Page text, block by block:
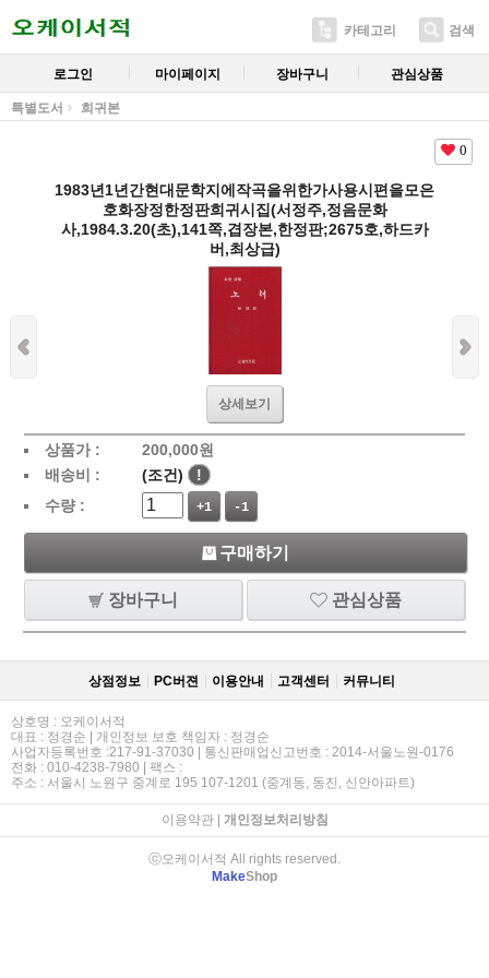
카테고리 검색
로그인 마이페이지 장바구니 관심상품
특별도서 희귀본
0
1983년1년간현대문학지에작곡을위한가사용시편을모은
호화장정한정판희귀시집(서정주,정음문화
사,1984.3.20(초),141쪽,겹장본,한정판;2675호,하드카
버,최상급)
상세보기
상품가 : 200,000원
배송비 :
(조건)
!
수량 :
+1 -1
구매하기
장바구니 관심상품
상점정보 PC버젼 이용안내 고객센터 커뮤니티
상호명 : 오케이서적
대표 : 정경순 | 개인정보 보호 책임자 : 정경순
사업자등록번호 :217-91-37030 | 통신판매업신고번호 : 2014-서울노원-0176
전화 : 010-4238-7980 | 팩스 :
주소 : 서울시 노원구 중계로 195 107-1201 (중계동, 동진, 신안아파트)
이용약관| 개인정보처리방침
ⓒ오케이서적 All rights reserved.
MakeShop